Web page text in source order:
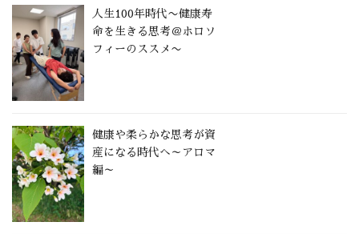
人生100年時代〜健康寿
命を生きる思考＠ホロソ
フィーのススメ〜
健康や柔らかな思考が資
産になる時代へ～アロマ
編～